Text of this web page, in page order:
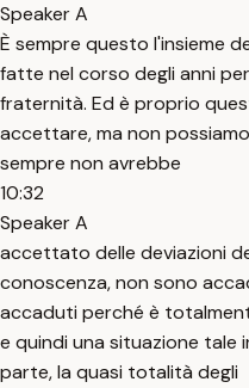
Speaker A
È sempre questo l'insieme
fatte nel corso degli anni
fraternità. Ed è proprio
accettare, ma non
sempre non avrebbe
10:32
Speaker A
accettato delle deviazioni
conoscenza, non sono
accaduti perché è
e quindi una situazione tale
parte, la quasi totalità degli